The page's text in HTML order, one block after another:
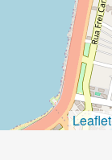
Leaflet